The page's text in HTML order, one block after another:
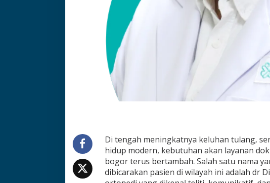
Di tengah meningkatnya keluhan tulang,
hidup modern, kebutuhan akan layanan
bogor terus bertambah. Salah satu nama
dibicarakan pasien di wilayah ini adalah dr